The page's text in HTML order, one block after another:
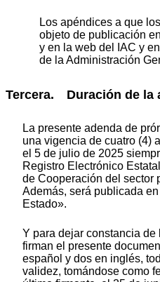
Los apéndices a que
objeto de publicación
y en la web del IAC y
de la Administración
Tercera. Duración de la
La presente adenda de
una vigencia de cuatro (4)
el 5 de julio de 2025
Registro Electrónico
de Cooperación del sector
Además, será publicada
Estado».
Y para dejar constancia
firman el presente
español y dos en inglés,
validez, tomándose como